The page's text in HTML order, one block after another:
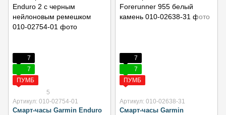
7
7
ПУМБ
5
Артикул: 010-02754-01
Смарт-часы Garmin Enduro
7
7
ПУМБ
Артикул: 010-02638-31
Смарт-часы Garmin